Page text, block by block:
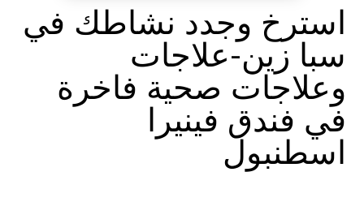
استرخ وجدد نشاطك في
سبا زين-علاجات
وعلاجات صحية فاخرة
في فندق فينيرا
اسطنبول